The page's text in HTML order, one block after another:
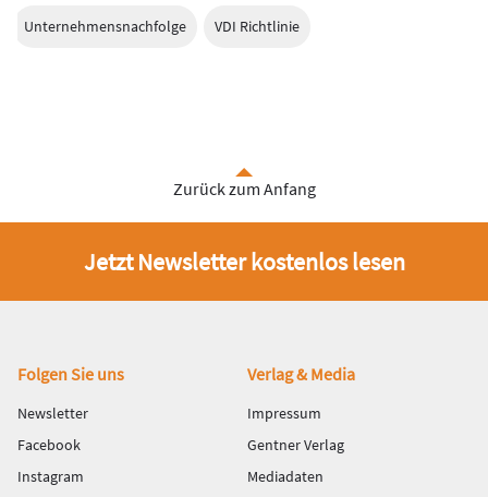
Unternehmensnachfolge VDI Richtlinie
Zurück zum Anfang
Jetzt Newsletter kostenlos lesen
Fußbereich
Folgen Sie uns
Newsletter
Facebook
Instagram
Verlag & Media
Impressum
Gentner Verlag
Mediadaten